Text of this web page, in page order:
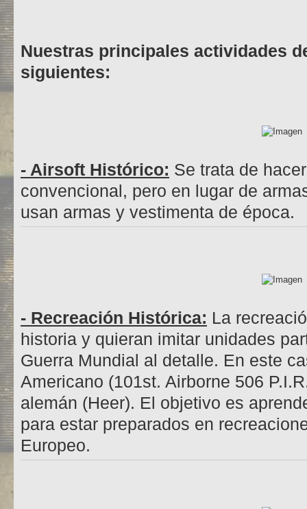
Nuestras principales actividades
siguientes:
- Airsoft Histórico: Se trata de
convencional, pero en lugar de
usan armas y vestimenta de época.
- Recreación Histórica: La
historia y quieran imitar unidades
Guerra Mundial al detalle. En este
Americano (101st. Airborne 506
alemán (Heer). El objetivo es
para estar preparados en
Europeo.